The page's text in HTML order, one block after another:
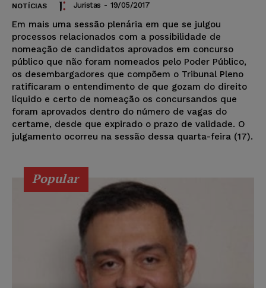
NOTÍCIAS Juristas - 19/05/2017
Em mais uma sessão plenária em que se julgou
processos relacionados com a possibilidade de
nomeação de candidatos aprovados em concurso
público que não foram nomeados pelo Poder Público,
os desembargadores que compõem o Tribunal Pleno
ratificaram o entendimento de que gozam do direito
líquido e certo de nomeação os concursandos que
foram aprovados dentro do número de vagas do
certame, desde que expirado o prazo de validade. O
julgamento ocorreu na sessão dessa quarta-feira (17).
Popular